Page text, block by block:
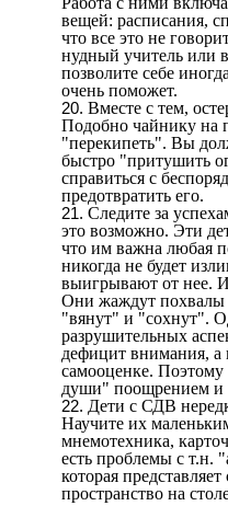
вещей: расписания,
что все это не
нудный учитель или
позволите себе
очень поможет.
Вместе с тем,
Подобно чайнику на
"перекипеть". Вы
быстро "притушить
справиться с
предотвратить его.
Следите за
это возможно. Эти
что им важна любая
никогда не будет
выигрывают от нее.
Они жаждут похвалы
"вянут" и "сохнут".
разрушительных
дефицит внимания,
самооценке.
души" поощрением и
Дети с СДВ
Научите их
мнемотехника,
есть проблемы с т.н.
которая
пространство на